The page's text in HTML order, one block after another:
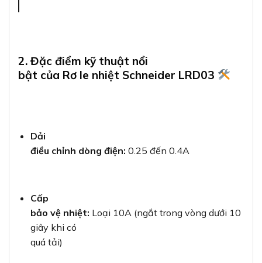
2. Đặc điểm kỹ thuật nổi
bật của Rơ le nhiệt Schneider LRD03
Dải
điều chỉnh dòng điện: 0.25 đến 0.4A
Cấp
bảo vệ nhiệt: Loại 10A (ngắt trong vòng dưới 10
giây khi có
quá tải)